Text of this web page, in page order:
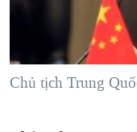
"Tìm"
NGƯỜI VIỆT HẢI
KINH TẾ
KHOA HỌC
HÀNH TRÌNH BẦU
MỘT NĂM CHIẾN
GIẢI MÃ VÀNH ĐAI
VIDEO
MẠNG XÃ HỘI
Chủ tịch Trung